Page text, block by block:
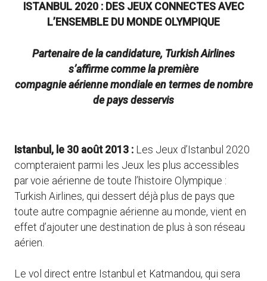
ISTANBUL 2020 : DES JEUX CONNECTES AVEC
L’ENSEMBLE DU MONDE OLYMPIQUE
Partenaire de la candidature, Turkish Airlines
s’affirme comme la première
compagnie aérienne mondiale en termes de nombre
de pays desservis
Istanbul, le 30 août 2013 : Les Jeux d’Istanbul 2020
compteraient parmi les Jeux les plus accessibles
par voie aérienne de toute l’histoire Olympique :
Turkish Airlines, qui dessert déjà plus de pays que
toute autre compagnie aérienne au monde, vient en
effet d’ajouter une destination de plus à son réseau
aérien.
Le vol direct entre Istanbul et Katmandou, qui sera